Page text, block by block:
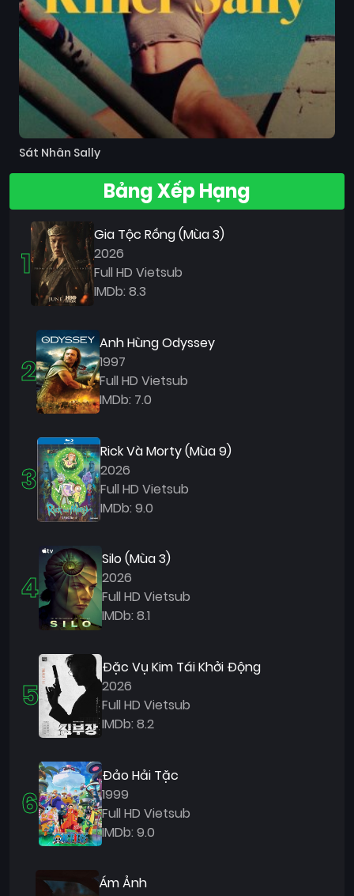
Sát Nhân Sally
Bảng Xếp Hạng
1
Gia Tộc Rồng (Mùa 3)
2026
Full HD Vietsub
IMDb: 8.3
2
Anh Hùng Odyssey
1997
Full HD Vietsub
IMDb: 7.0
3
Rick Và Morty (Mùa 9)
2026
Full HD Vietsub
IMDb: 9.0
4
Silo (Mùa 3)
2026
Full HD Vietsub
IMDb: 8.1
5
Đặc Vụ Kim Tái Khởi Động
2026
Full HD Vietsub
IMDb: 8.2
6
Đảo Hải Tặc
1999
Full HD Vietsub
IMDb: 9.0
Ám Ảnh